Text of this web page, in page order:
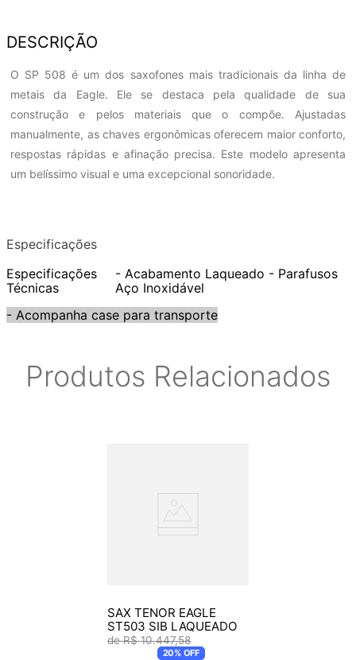
DESCRIÇÃO
O SP 508 é um dos saxofones mais tradicionais da linha de
metais da Eagle. Ele se destaca pela qualidade de sua
construção e pelos materiais que o compõe. Ajustadas
manualmente, as chaves ergonômicas oferecem maior conforto,
respostas rápidas e afinação precisa. Este modelo apresenta
um belíssimo visual e uma excepcional sonoridade.
Especificações
Especificações
Técnicas
- Acabamento Laqueado - Parafusos
Aço Inoxidável
- Acompanha case para transporte
Produtos Relacionados
SAX TENOR EAGLE
ST503 SIB LAQUEADO
R$ 10.447,58
20%OFF